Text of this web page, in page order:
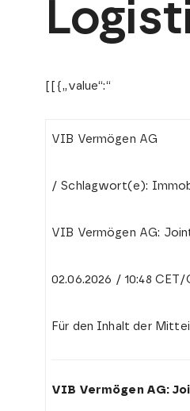
​[[{„value“:“
VIB Vermögen AG
/ Schlagwort(e):
VIB Vermögen AG:
02.06.2026 / 10:48 CET/
Für den Inhalt der
VIB Vermögen AG: